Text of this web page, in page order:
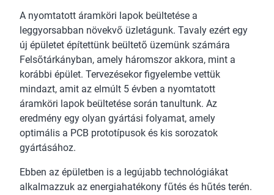
A nyomtatott áramköri lapok beültetése a
leggyorsabban növekvő üzletágunk. Tavaly ezért egy
új épületet építettünk beültető üzemünk számára
Felsőtárkányban, amely háromszor akkora, mint a
korábbi épület. Tervezésekor figyelembe vettük
mindazt, amit az elmúlt 5 évben a nyomtatott
áramköri lapok beültetése során tanultunk. Az
eredmény egy olyan gyártási folyamat, amely
optimális a PCB prototípusok és kis sorozatok
gyártásához.
Ebben az épületben is a legújabb technológiákat
alkalmazzuk az energiahatékony fűtés és hűtés terén.